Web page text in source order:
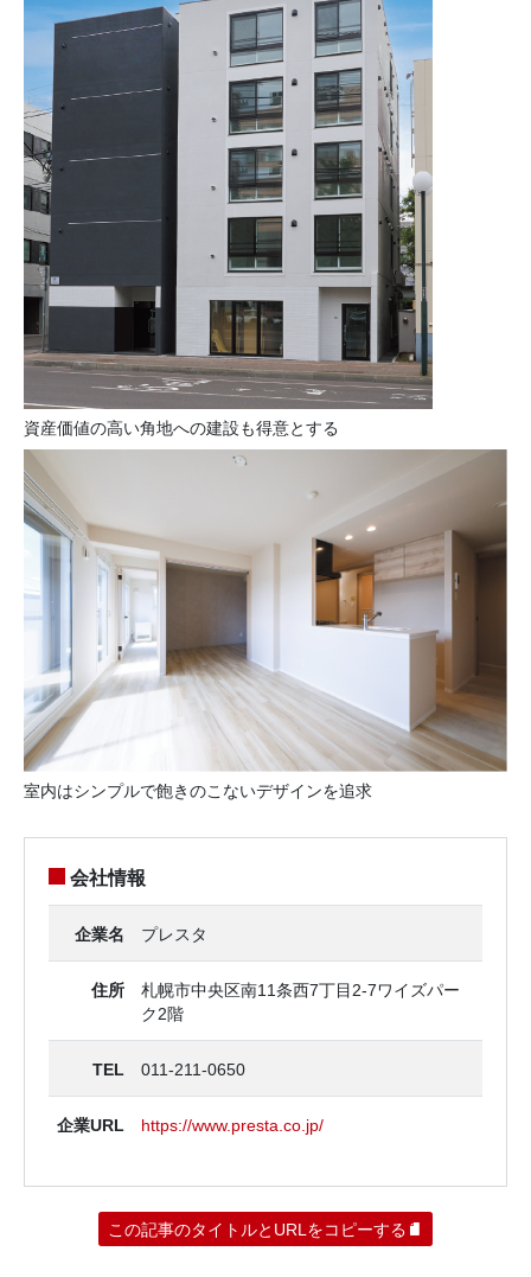
資産価値の高い角地への建設も得意とする
室内はシンプルで飽きのこないデザインを追求
会社情報
企業名 プレスタ
住所
札幌市中央区南11条西7丁目2-7ワイズパー
ク2階
TEL 011-211-0650
企業URL https://www.presta.co.jp/
この記事のタイトルとURLをコピーする